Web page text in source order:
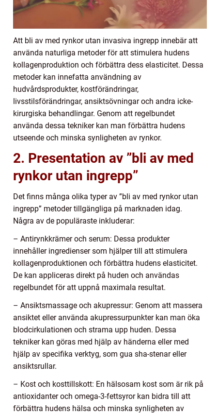
Att bli av med rynkor utan invasiva ingrepp innebär att
använda naturliga metoder för att stimulera hudens
kollagenproduktion och förbättra dess elasticitet. Dessa
metoder kan innefatta användning av
hudvårdsprodukter, kostförändringar,
livsstilsförändringar, ansiktsövningar och andra icke-
kirurgiska behandlingar. Genom att regelbundet
använda dessa tekniker kan man förbättra hudens
utseende och minska synligheten av rynkor.
2. Presentation av ”bli av med
rynkor utan ingrepp”
Det finns många olika typer av ”bli av med rynkor utan
ingrepp” metoder tillgängliga på marknaden idag.
Några av de populäraste inkluderar:
– Antirynkkrämer och serum: Dessa produkter
innehåller ingredienser som hjälper till att stimulera
kollagenproduktionen och förbättra hudens elasticitet.
De kan appliceras direkt på huden och användas
regelbundet för att uppnå maximala resultat.
– Ansiktsmassage och akupressur: Genom att massera
ansiktet eller använda akupressurpunkter kan man öka
blodcirkulationen och strama upp huden. Dessa
tekniker kan göras med hjälp av händerna eller med
hjälp av specifika verktyg, som gua sha-stenar eller
ansiktsrullar.
– Kost och kosttillskott: En hälsosam kost som är rik på
antioxidanter och omega-3-fettsyror kan bidra till att
förbättra hudens hälsa och minska synligheten av